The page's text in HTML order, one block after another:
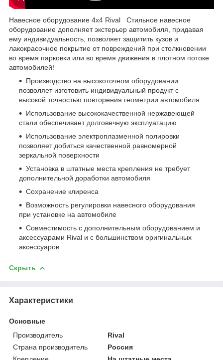
Навесное оборудование 4x4 Rival Стильное навесное
оборудование дополняет экстерьер автомобиля, придавая
ему индивидуальность, позволяет защитить кузов и
лакокрасочное покрытие от повреждений при столкновении
во время парковки или во время движения в плотном потоке
автомобилей!
Производство на высокоточном оборудовании
позволяет изготовить индивидуальный продукт с
высокой точностью повторения геометрии автомобиля
Использование высококачественной нержавеющей
стали обеспечивает долговечную эксплуатацию
Использование электроплазменной полировки
позволяет добиться качественной равномерной
зеркальной поверхности
Установка в штатные места крепления не требует
дополнительной доработки автомобиля
Сохранение клиренса
Возможность регулировки навесного оборудования
при установке на автомобиле
Совместимость с дополнительным оборудованием и
аксессуарами Rival и с большинством оригинальных
аксессуаров
Скрыть
Характеристики
Основные
Производитель
Rival
Страна производитель
Россия